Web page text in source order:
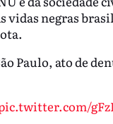
vidas negras
Paulo, ato de